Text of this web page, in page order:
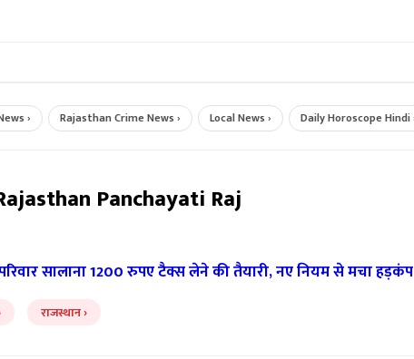
Rajasthan Crime News › Local News › Daily Horoscope Hindi ›
Panchayati Raj
परिवार सालाना 1200 रुपए टैक्स लेने की तैयारी, नए नियम से मचा हड़कंप
राजस्थान